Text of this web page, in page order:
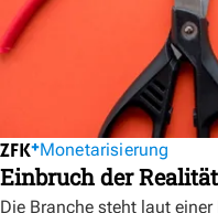
Monetarisierung
Einbruch der
Die Branche steht laut